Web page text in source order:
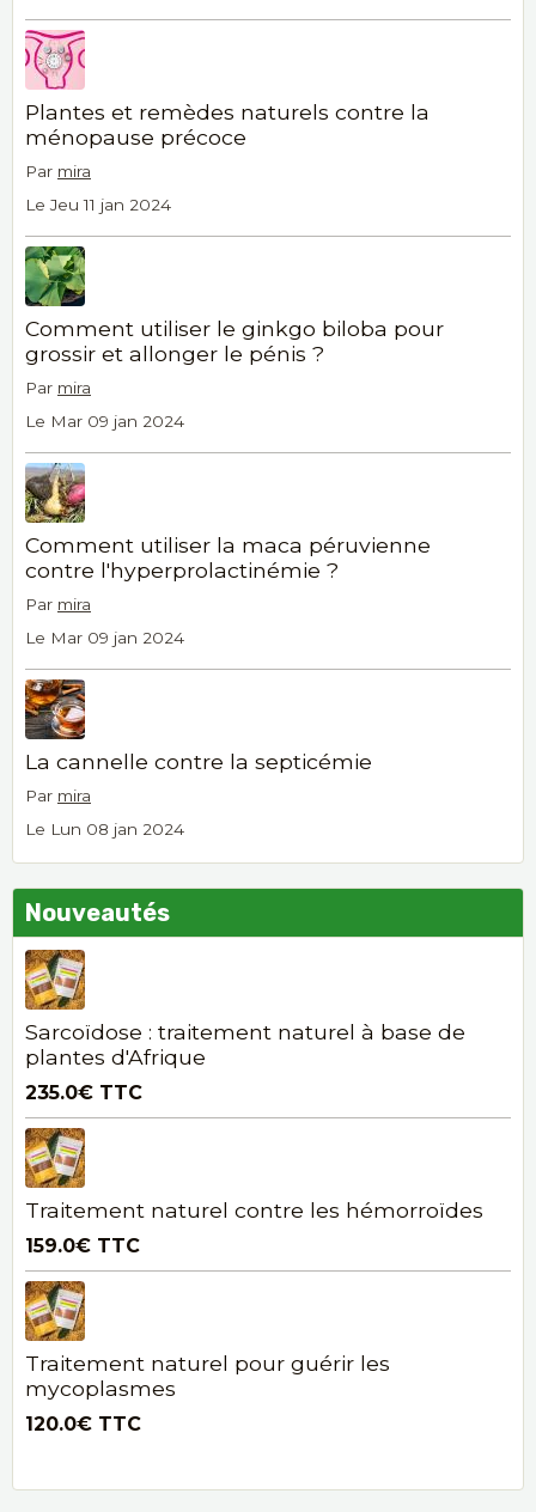
Plantes et remèdes naturels contre la
ménopause précoce
Par mira
Le Jeu 11 jan 2024
Comment utiliser le ginkgo biloba pour
grossir et allonger le pénis ?
Par mira
Le Mar 09 jan 2024
Comment utiliser la maca péruvienne
contre l'hyperprolactinémie ?
Par mira
Le Mar 09 jan 2024
La cannelle contre la septicémie
Par mira
Le Lun 08 jan 2024
Nouveautés
Sarcoïdose : traitement naturel à base de
plantes d'Afrique
235.0€ TTC
Traitement naturel contre les hémorroïdes
159.0€ TTC
Traitement naturel pour guérir les
mycoplasmes
120.0€ TTC